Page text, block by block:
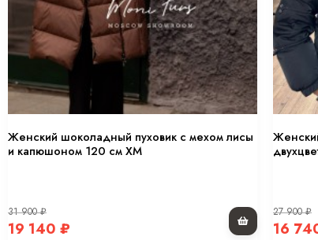
Женский шоколадный пуховик с мехом лисы
и капюшоном 120 см XM
31 900₽
19 140 ₽
27 900₽
16